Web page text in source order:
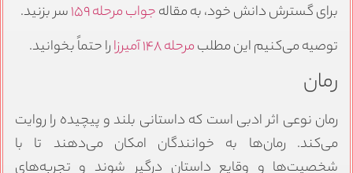
برای گسترش دانش خود، به مقالهجواب مرحله ۱۵۹
سر بزنید.
توصیه می‌کنیم این مطلبمرحله ۱۴۸ آمیرزا را حتماً بخوانید.
رمان
رمان نوعی اثر ادبی است که داستانی بلند و پیچیده را روایت
می‌کند. رمان‌ها به خوانندگان امکان می‌دهند تا با
شخصیت‌ها و وقایع داستان درگیر شوند و تجربه‌های